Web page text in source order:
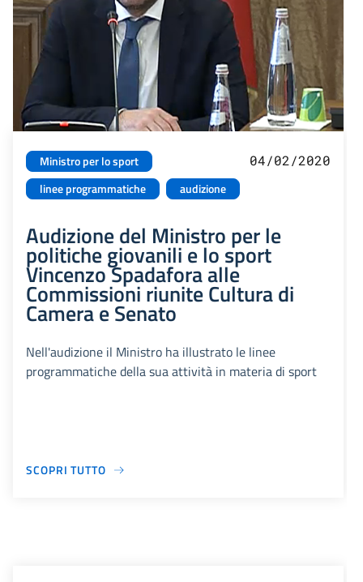
Ministro per lo sport
linee programmatiche
audizione
04/02/2020
Audizione del Ministro per le
politiche giovanili e lo sport
Vincenzo Spadafora alle
Commissioni riunite Cultura di
Camera e Senato
Nell'audizione il Ministro ha illustrato le linee
programmatiche della sua attività in materia di sport
SCOPRI TUTTO